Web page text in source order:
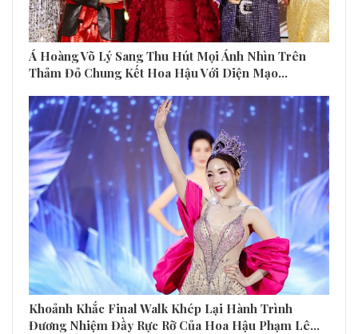
Á Hoàng Võ Lý Sang Thu Hút Mọi Ánh Nhìn Trên
Thảm Đỏ Chung Kết Hoa Hậu Với Diện Mạo…
Khoảnh Khắc Final Walk Khép Lại Hành Trình
Đương Nhiệm Đầy Rực Rỡ Của Hoa Hậu Phạm Lê…